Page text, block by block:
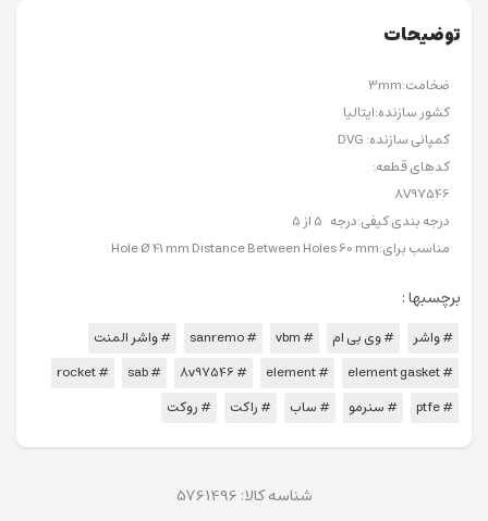
توضیحات
ضخامت:3mm
کشور سازنده:ایتالیا
کمپانی سازنده: DVG
کدهای قطعه:
8V97546
درجه بندی کیفی:درجه 5 از 5
مناسب برای:Hole Ø 41 mm Distance Between Holes 60 mm
برچسبها :
# واشر # وی بی ام # vbm
# sanremo
# واشر المنت
# element gasket
# element
# 8v97546
# sab
# rocket
# ptfe
# سنرمو # ساب # راکت # روکت
شناسه کالا: 5761496